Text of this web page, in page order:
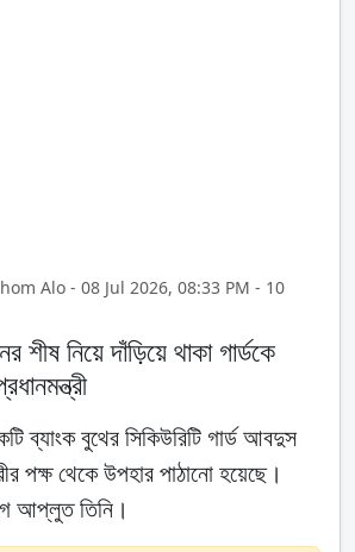
Alo - 08 Jul 2026, 08:33 PM - 10
শীষ নিয়ে দাঁড়িয়ে থাকা গার্ডকে
ব্যাংক বুথের সিকিউরিটি গার্ড আবদুস
পক্ষ থেকে উপহার পাঠানো হয়েছে।
আপ্লুত তিনি।